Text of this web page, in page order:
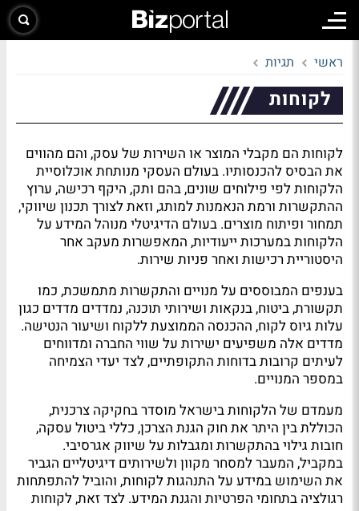
ראשי תגיות
לקוחות
לקוחות הם מקבלי המוצר או השירות של עסק, והם מהווים
את הבסיס להכנסותיו. בעולם העסקי מנותחת אוכלוסיית
הלקוחות לפי פילוחים שונים, בהם ותק, היקף רכישה, ערוץ
ההתקשרות ורמת הנאמנות למותג, וזאת לצורך תכנון שיווקי,
תמחור ופיתוח מוצרים. בעולם הדיגיטלי מנוהל המידע על
הלקוחות במערכות ייעודיות, המאפשרות מעקב אחר
היסטוריית רכישות ואחר פניות שירות.
בענפים המבוססים על מנויים והתקשרות מתמשכת, כמו
תקשורת, ביטוח, בנקאות ושירותי תוכנה, נמדדים מדדים כגון
עלות גיוס לקוח, ההכנסה הממוצעת ללקוח ושיעור הנטישה.
מדדים אלה משפיעים ישירות על שווי החברה ומדווחים
לעיתים קרובות בדוחות התקופתיים, לצד יעדי הצמיחה
במספר המנויים.
מעמדם של הלקוחות בישראל מוסדר בחקיקה צרכנית,
הכוללת בין היתר את חוק הגנת הצרכן, כללי ביטול עסקה,
חובות גילוי בהתקשרות ומגבלות על שיווק אגרסיבי.
במקביל, המעבר למסחר מקוון ולשירותים דיגיטליים הגביר
את השימוש במידע על התנהגות לקוחות, והוביל להתפתחות
רגולציה בתחומי הפרטיות והגנת המידע. לצד זאת, לקוחות